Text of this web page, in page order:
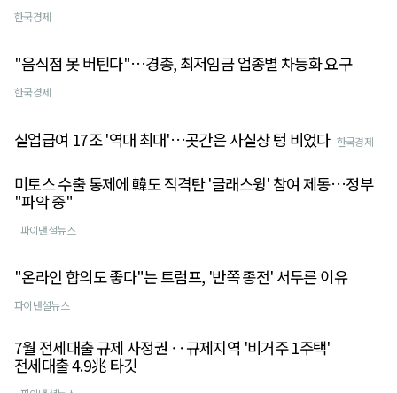
한국경제
"음식점 못 버틴다"…경총, 최저임금 업종별 차등화 요구
한국경제
실업급여 17조 '역대 최대'…곳간은 사실상 텅 비었다 한국경제
미토스 수출 통제에 韓도 직격탄 '글래스윙' 참여 제동…정부
"파악 중"
파이낸셜뉴스
"온라인 합의도 좋다"는 트럼프, '반쪽 종전' 서두른 이유
파이낸셜뉴스
7월 전세대출 규제 사정권 ‥규제지역 '비거주 1주택'
전세대출 4.9兆 타깃